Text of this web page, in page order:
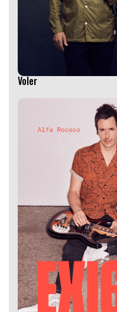
Voler